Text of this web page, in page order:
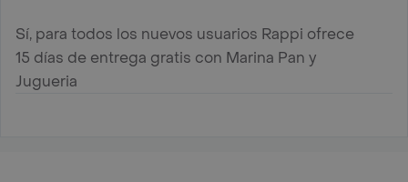
Sí, para todos los nuevos usuarios Rappi ofrece
15 días de entrega gratis con Marina Pan y
Jugueria